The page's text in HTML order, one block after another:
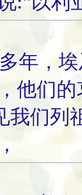
年，
他们
我们列